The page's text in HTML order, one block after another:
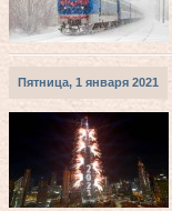
Пятница, 1 января 2021